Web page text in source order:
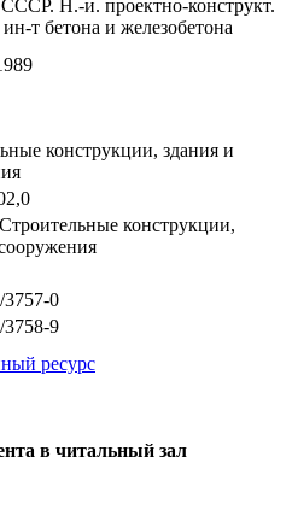
СССР. Н.-и. проектно-конструкт.
т бетона и железобетона
конструкции, здания и
конструкции,
0
9
ресурс
в читальный зал